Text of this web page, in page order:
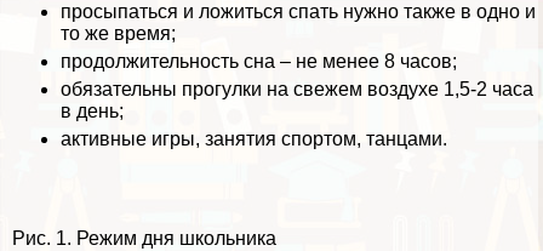
просыпаться и ложиться спать нужно также в одно и
то же время;
продолжительность сна – не менее 8 часов;
обязательны прогулки на свежем воздухе 1,5-2 часа
в день;
активные игры, занятия спортом, танцами.
Рис. 1. Режим дня школьника